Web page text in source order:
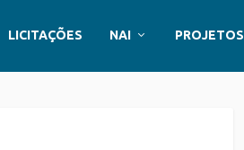
LICITAÇÕES NAI PROJETOS